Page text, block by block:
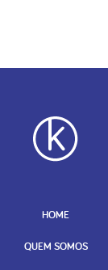
HOME
QUEM SOMOS